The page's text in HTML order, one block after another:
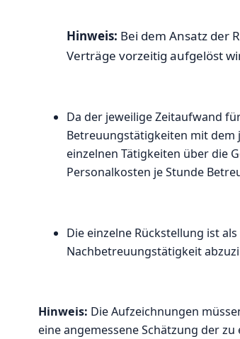
Hinweis: Bei dem Ansatz der
Verträge vorzeitig aufgelöst
Da der jeweilige Zeitaufwand
Betreuungstätigkeiten mit dem
einzelnen Tätigkeiten über die
Personalkosten je Stunde
Die einzelne Rückstellung ist
Nachbetreuungstätigkeit
Hinweis: Die Aufzeichnungen
eine angemessene Schätzung der